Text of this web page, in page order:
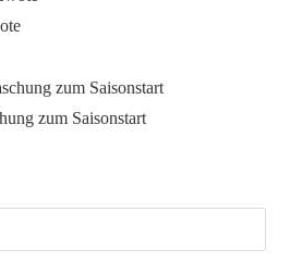
zum Saisonstart